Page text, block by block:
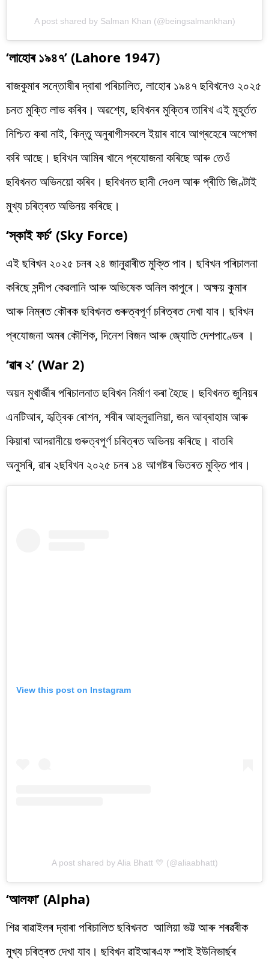
A post shared by Salman Khan (@beingsalmankhan)
‘লাহোৰ ১৯৪৭’ (Lahore 1947)
ৰাজকুমাৰ সন্তোষীৰ দ্বাৰা পৰিচালিত, লাহোৰ ১৯৪৭ ছবিখনেও ২০২৫
চনত মুক্তি লাভ কৰিব। অৱশ্যে, ছবিখনৰ মুক্তিৰ তাৰিখ এই মুহূৰ্তত
নিশ্চিত কৰা নাই, কিন্তু অনুৰাগীসকলে ইয়াৰ বাবে আগ্ৰহেৰে অপেক্ষা
কৰি আছে। ছবিখন আমিৰ খানে প্ৰযোজনা কৰিছে আৰু তেওঁ
ছবিখনত অভিনয়ো কৰিব। ছবিখনত ছানী দেওল আৰু প্ৰীতি জিণ্টাই
মুখ্য চৰিত্ৰত অভিনয় কৰিছে।
‘স্কাই ফৰ্চ’ (Sky Force)
এই ছবিখন ২০২৫ চনৰ ২৪ জানুৱাৰীত মুক্তি পাব। ছবিখন পৰিচালনা
কৰিছে সন্দীপ কেৱলানি আৰু অভিষেক অনিল কাপুৰে। অক্ষয় কুমাৰ
আৰু নিম্ৰত কৌৰক ছবিখনত গুৰুত্বপূৰ্ণ চৰিত্ৰত দেখা যাব। ছবিখন
প্ৰযোজনা অমৰ কৌশিক, দিনেশ বিজন আৰু জ্যোতি দেশপাণ্ডেৰ ।
‘ৱাৰ ২’ (War 2)
অয়ন মুখাৰ্জীৰ পৰিচালনাত ছবিখন নিৰ্মাণ কৰা হৈছে। ছবিখনত জুনিয়ৰ
এনটিআৰ, হৃত্বিক ৰোশন, শবীৰ আহলুৱালিয়া, জন আব্ৰাহাম আৰু
কিয়াৰা আদৱানীয়ে গুৰুত্বপূৰ্ণ চৰিত্ৰত অভিনয় কৰিছে। বাতৰি
অনুসৰি, ৱাৰ ২ছবিখন ২০২৫ চনৰ ১৪ আগষ্টৰ ভিতৰত মুক্তি পাব।
View this post on Instagram
A post shared by Alia Bhatt 💛 (@aliaabhatt)
‘আলফা’ (Alpha)
শিৱ ৰাৱাইলৰ দ্বাৰা পৰিচালিত ছবিখনত আলিয়া ভট্ট আৰু শৰৱৰীক
মুখ্য চৰিত্ৰত দেখা যাব। ছবিখন ৱাইআৰএফ স্পাই ইউনিভাৰ্ছৰ